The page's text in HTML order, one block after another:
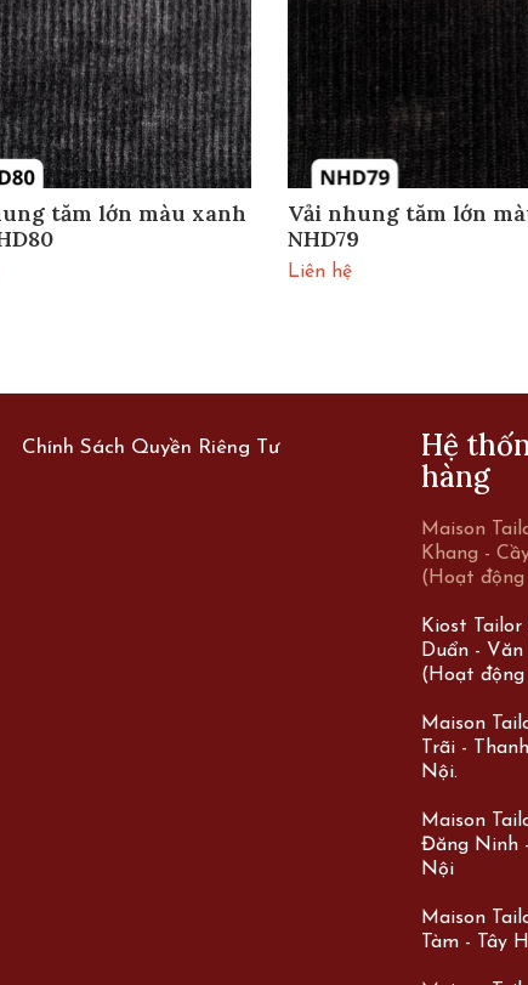
tăm lớn màu xanh
Vải nhung tăm lớn
NHD79
Liên hệ
Chính Sách Quyền Riêng Tư
Hệ
hàng
Maison
Khang -
(Hoạt
Kiost Tailor
Duẩn -
(Hoạt
Maison
Trãi -
Nội.
Maison
Đăng Ninh
Nội
Maison
Tàm - Tây